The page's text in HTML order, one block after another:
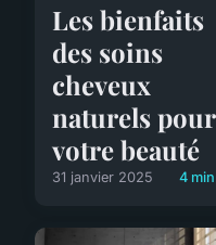
Les bienfaits
des soins
cheveux
naturels pour
votre beauté
31 janvier 2025 4 min